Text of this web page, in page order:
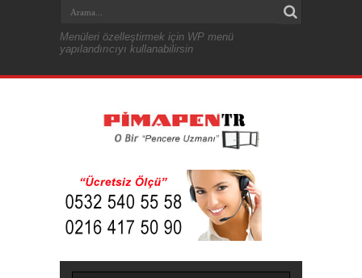
Menüleri özelleştirmek için WP menü
yapılandırıcıyı kullanabilirsin